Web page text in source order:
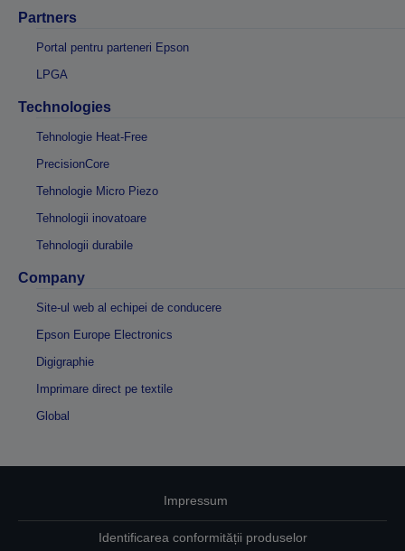
Partners
Portal pentru parteneri Epson
LPGA
Technologies
Tehnologie Heat-Free
PrecisionCore
Tehnologie Micro Piezo
Tehnologii inovatoare
Tehnologii durabile
Company
Site-ul web al echipei de conducere
Epson Europe Electronics
Digigraphie
Imprimare direct pe textile
Global
Impressum
Identificarea conformității produselor